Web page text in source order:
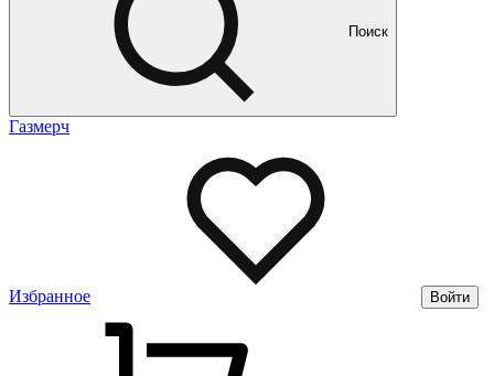
Поиск
Газмерч
Избранное Войти